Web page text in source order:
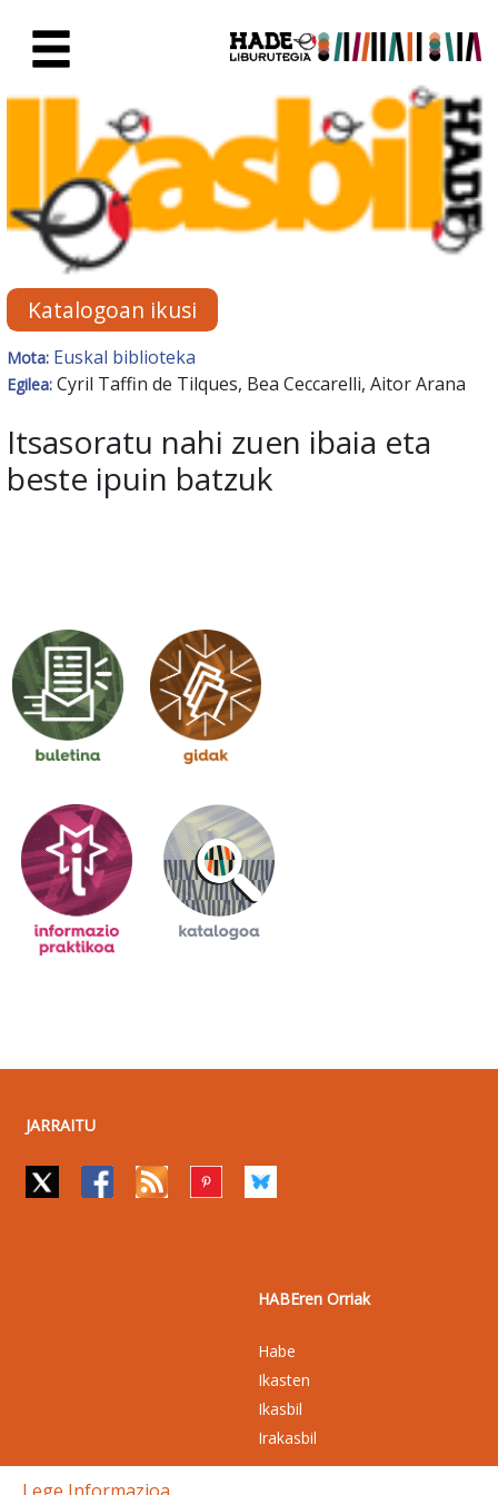
Eskuratu berriak Fitxa -
Katalogoan ikusi
Mota: Euskal biblioteka
Egilea: Cyril Taffin de Tilques, Bea Ceccarelli, Aitor Arana
Itsasoratu nahi zuen ibaia eta
beste ipuin batzuk
JARRAITU
HABEren Orriak
Habe
Ikasten
Ikasbil
Irakasbil